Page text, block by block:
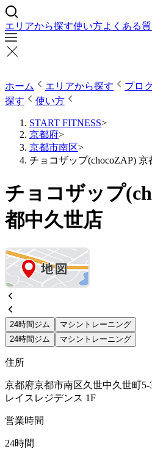
エリアから探す使い方よくある
ホーム エリアから探す プロ
探す
使い方
START FITNESS>
京都府>
京都市南区>
チョコザップ(chocoZAP)
チョコザップ
都中久世店
24時間ジム
マシントレーニング
24時間ジム
マシントレーニング
住所
京都府京都市南区久世中久世町
レイスレジデンス 1F
営業時間
24時間